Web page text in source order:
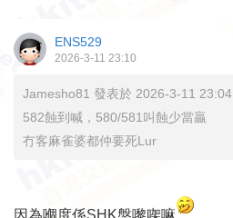
ENS529
2026-3-11 23:10
Jamesho81 發表於 2026-3-11 23:04
582蝕到喊，580/581叫蝕少當贏
冇客麻雀婆都仲要死Lur
因為嗰度係SHK盤嚟㗎嘛